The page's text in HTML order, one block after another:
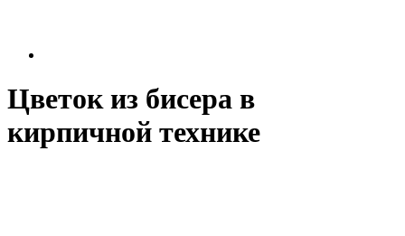
Цветок из бисера в
кирпичной технике